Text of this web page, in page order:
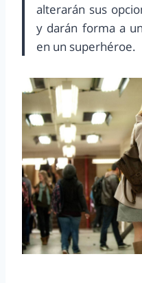
alterarán sus
y darán forma a
en un superhéroe.